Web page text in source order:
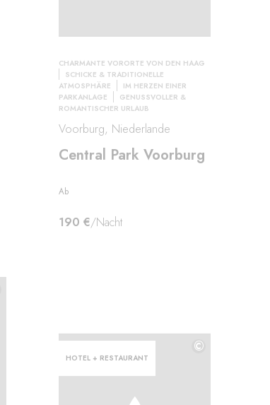
CHARMANTE VORORTE VON DEN HAAG
SCHICKE & TRADITIONELLE
ATMOSPHÄRE
IM HERZEN EINER
PARKANLAGE
GENUSSVOLLER &
ROMANTISCHER URLAUB
Voorburg, Niederlande
Central Park Voorburg
Ab
190 €/Nacht
HOTEL + RESTAURANT
©